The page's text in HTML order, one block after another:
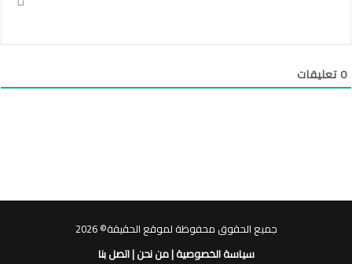
0تعليقات
جميع الحقوق محفوظة لموقع الحقيقة© 2026
سياسة الخصوصية|من نحن|اتصل بنا